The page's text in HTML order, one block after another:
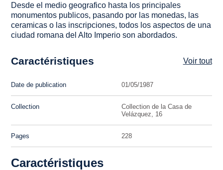
Desde el medio geografico hasta los principales
monumentos publicos, pasando por las monedas, las
ceramicas o las inscripciones, todos los aspectos de una
ciudad romana del Alto Imperio son abordados.
Caractéristiques Voir tout
Date de publication 01/05/1987
Collection
Collection de la Casa de
Velázquez, 16
Pages 228
Caractéristiques